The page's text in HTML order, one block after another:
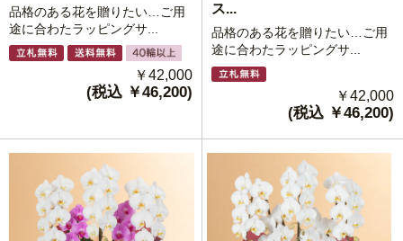
品格のある花を贈りたい…ご用
途に合わたラッピングサ...
￥42,000
(税込 ￥46,200)
ス...
品格のある花を贈りたい…ご用
途に合わたラッピングサ...
￥42,000
(税込 ￥46,200)